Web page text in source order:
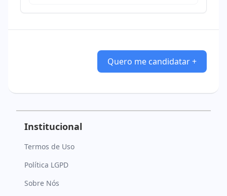
Quero me candidatar +
Institucional
Termos de Uso
Política LGPD
Sobre Nós